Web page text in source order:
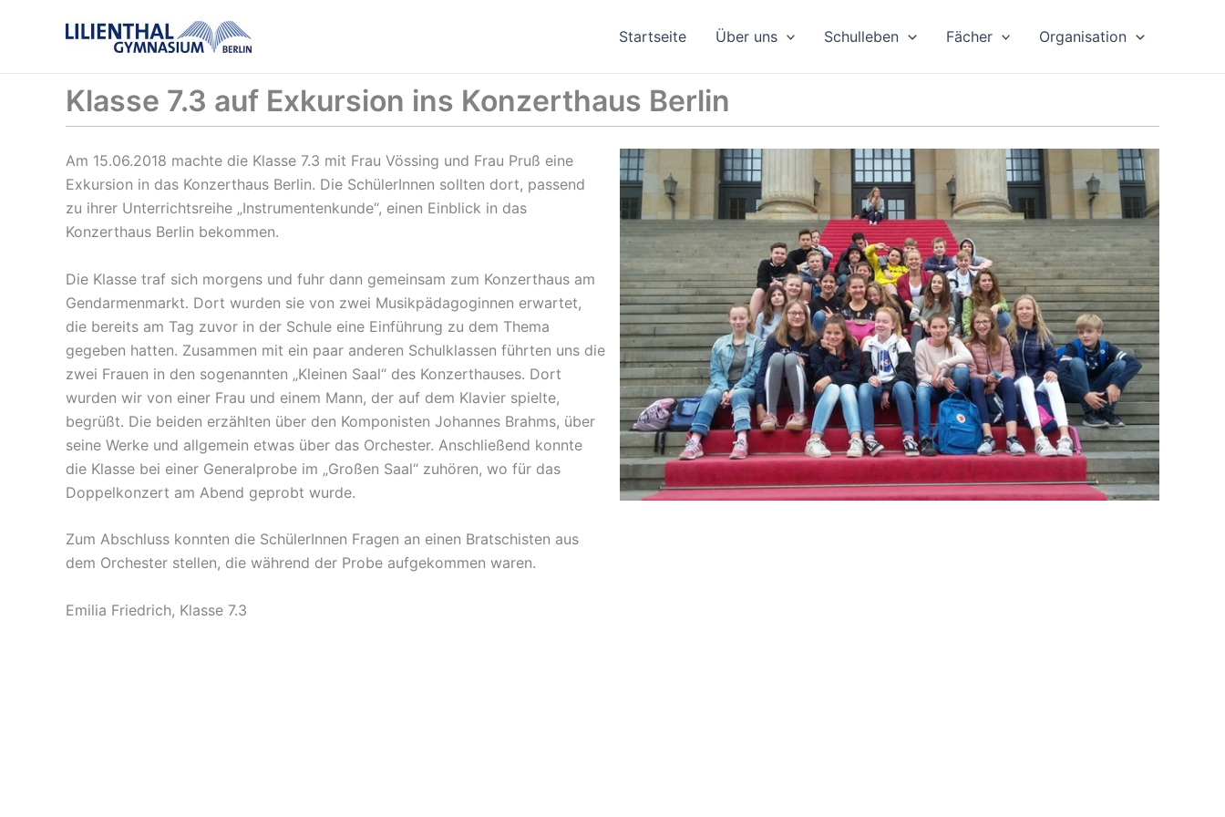
Startseite Über uns Schulleben Fächer Organisation
Klasse 7.3 auf Exkursion ins Konzerthaus Berlin
Am 15.06.2018 machte die Klasse 7.3 mit Frau Vössing und Frau Pruß eine
Exkursion in das Konzerthaus Berlin. Die SchülerInnen sollten dort, passend
zu ihrer Unterrichtsreihe „Instrumentenkunde“, einen Einblick in das
Konzerthaus Berlin bekommen.
Die Klasse traf sich morgens und fuhr dann gemeinsam zum Konzerthaus am
Gendarmenmarkt. Dort wurden sie von zwei Musikpädagoginnen erwartet,
die bereits am Tag zuvor in der Schule eine Einführung zu dem Thema
gegeben hatten. Zusammen mit ein paar anderen Schulklassen führten uns die
zwei Frauen in den sogenannten „Kleinen Saal“ des Konzerthauses. Dort
wurden wir von einer Frau und einem Mann, der auf dem Klavier spielte,
begrüßt. Die beiden erzählten über den Komponisten Johannes Brahms, über
seine Werke und allgemein etwas über das Orchester. Anschließend konnte
die Klasse bei einer Generalprobe im „Großen Saal“ zuhören, wo für das
Doppelkonzert am Abend geprobt wurde.
Zum Abschluss konnten die SchülerInnen Fragen an einen Bratschisten aus
dem Orchester stellen, die während der Probe aufgekommen waren.
Emilia Friedrich, Klasse 7.3